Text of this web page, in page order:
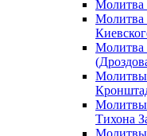
Молитва
Молитва
Молитва
Молитвы
Молитвы
Тихона
Молитвы